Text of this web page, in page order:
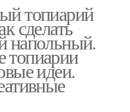
топиарий
сделать
напольный.
идеи.